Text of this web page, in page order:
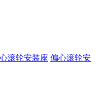
滚轮安装座 偏心滚轮安